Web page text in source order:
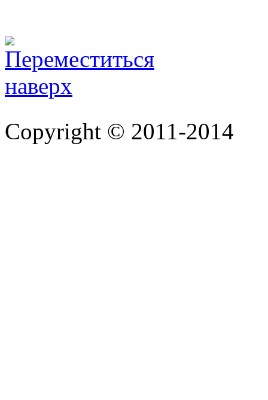
Copyright © 2011-2014